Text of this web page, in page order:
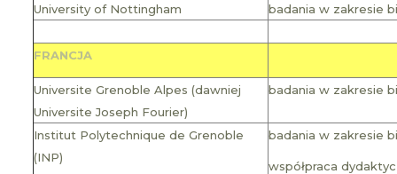
University of Nottingham badania w zakresie
FRANCJA
Universite Grenoble Alpes (dawniej
Universite Joseph Fourier)
badania w zakresie
Institut Polytechnique de Grenoble
(INP)
badania w zakresie
współpraca